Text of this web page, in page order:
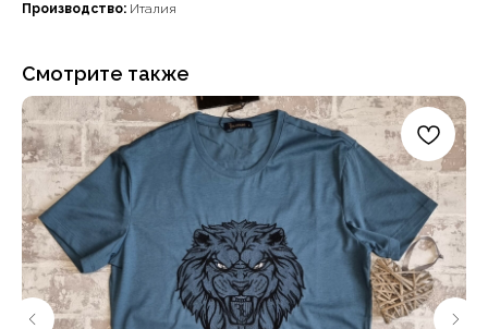
Производство: Италия
Смотрите также
Наши примущества